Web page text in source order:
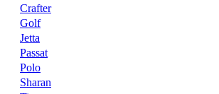
Crafter
Golf
Jetta
Passat
Polo
Sharan